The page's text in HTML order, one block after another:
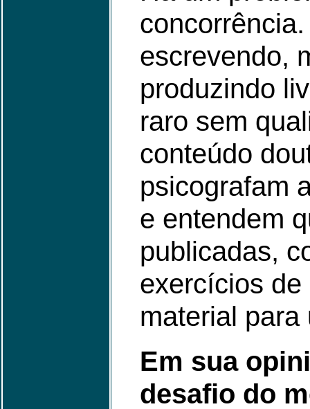
escrevendo,
produzindo
raro sem
conteúdo
psicografam
e entendem
publicadas,
exercícios
material para
Em sua
desafio do